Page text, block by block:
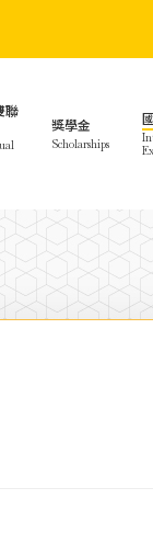
聯
獎學金
Scholarships